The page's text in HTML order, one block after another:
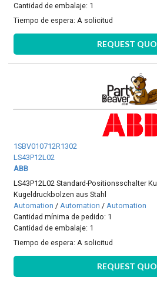
Cantidad de embalaje: 1
Tiempo de espera:A solicitud
REQUEST
1SBV010712R1302
LS43P12L02
ABB
LS43P12L02 Standard-Positionsschalter
Kugeldruckbolzen aus Stahl
Automation / Automation / Automation
Cantidad mínima de pedido: 1
Cantidad de embalaje: 1
Tiempo de espera:A solicitud
REQUEST